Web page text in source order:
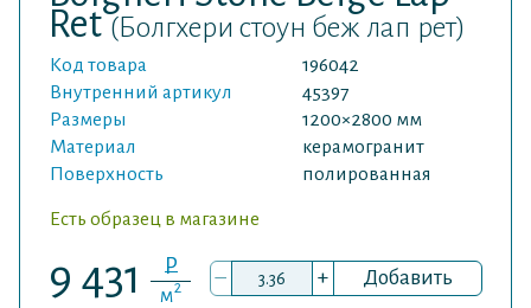
Ret(Болгхери стоун беж лап рет)
Код товара
196042
Внутренний артикул
45397
Размеры
1200×2800 мм
Материал
керамогранит
Поверхность
полированная
Есть образец в магазине
9 431 P
м2 – + Добавить